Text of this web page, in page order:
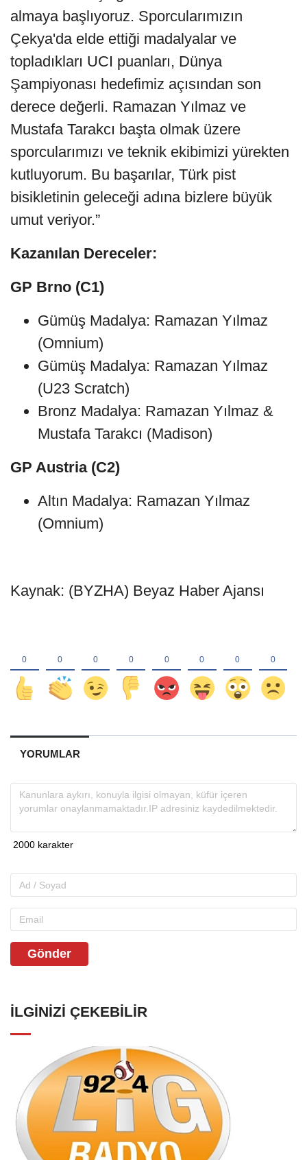
almaya başlıyoruz. Sporcularımızın
Çekya'da elde ettiği madalyalar ve
topladıkları UCI puanları, Dünya
Şampiyonası hedefimiz açısından son
derece değerli. Ramazan Yılmaz ve
Mustafa Tarakcı başta olmak üzere
sporcularımızı ve teknik ekibimizi yürekten
kutluyorum. Bu başarılar, Türk pist
bisikletinin geleceği adına bizlere büyük
umut veriyor.”
Kazanılan Dereceler:
GP Brno (C1)
Gümüş Madalya: Ramazan Yılmaz
(Omnium)
Gümüş Madalya: Ramazan Yılmaz
(U23 Scratch)
Bronz Madalya: Ramazan Yılmaz &
Mustafa Tarakcı (Madison)
GP Austria (C2)
Altın Madalya: Ramazan Yılmaz
(Omnium)
Kaynak: (BYZHA) Beyaz Haber Ajansı
YORUMLAR
Gönder
İLGINIZI ÇEKEBILIR